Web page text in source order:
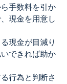
手数料を引か
現金を用意し
現金が目減り
できれば助か
行為と判断さ